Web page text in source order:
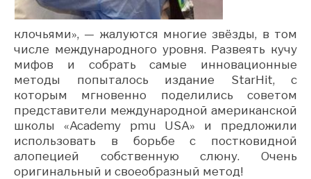
клочьями», — жалуются многие звёзды, в том
числе международного уровня. Развеять кучу
мифов и собрать самые инновационные
методы попыталось издание StarHit, с
которым мгновенно поделились советом
представители международной американской
школы «Academy pmu USA» и предложили
использовать в борьбе с постковидной
алопецией собственную слюну. Очень
оригинальный и своеобразный метод!